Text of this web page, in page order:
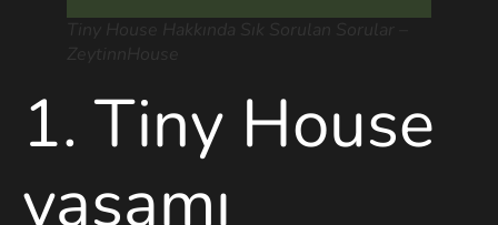
Tiny House Hakkında Sık Sorulan Sorular –
ZeytinnHouse
1.Tiny House
yaşamı